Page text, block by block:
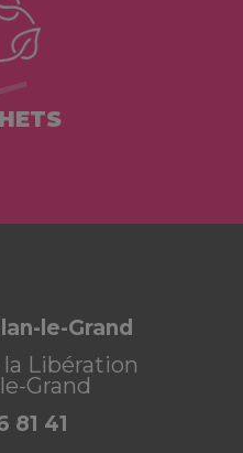
le-Grand
Libération
Grand
81 41